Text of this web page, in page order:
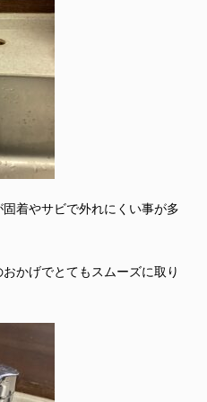
着やサビで外れにくい事が多
かげでとてもスムーズに取り